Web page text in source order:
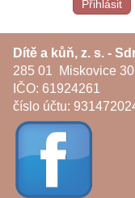
Dítě a kůň, z. s. -
285 01 Miskovice 30
IČO: 61924261
číslo účtu: